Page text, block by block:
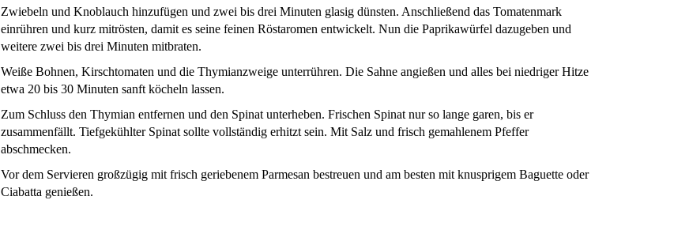
Zwiebeln und Knoblauch hinzufügen und zwei bis drei Minuten glasig dünsten. Anschließend das Tomatenmark
einrühren und kurz mitrösten, damit es seine feinen Röstaromen entwickelt. Nun die Paprikawürfel dazugeben und
weitere zwei bis drei Minuten mitbraten.
Weiße Bohnen, Kirschtomaten und die Thymianzweige unterrühren. Die Sahne angießen und alles bei niedriger Hitze
etwa 20 bis 30 Minuten sanft köcheln lassen.
Zum Schluss den Thymian entfernen und den Spinat unterheben. Frischen Spinat nur so lange garen, bis er
zusammenfällt. Tiefgekühlter Spinat sollte vollständig erhitzt sein. Mit Salz und frisch gemahlenem Pfeffer
abschmecken.
Vor dem Servieren großzügig mit frisch geriebenem Parmesan bestreuen und am besten mit knusprigem Baguette oder
Ciabatta genießen.